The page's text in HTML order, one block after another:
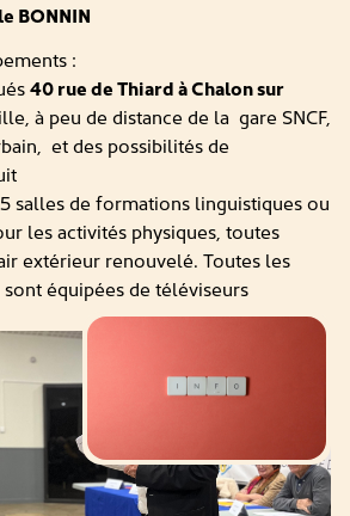
BONNIN
:
40 rue de Thiard à Chalon sur
à peu de distance de la gare SNCF,
et des possibilités de
salles de formations linguistiques ou
les activités physiques, toutes
extérieur renouvelé. Toutes les
équipées de téléviseurs